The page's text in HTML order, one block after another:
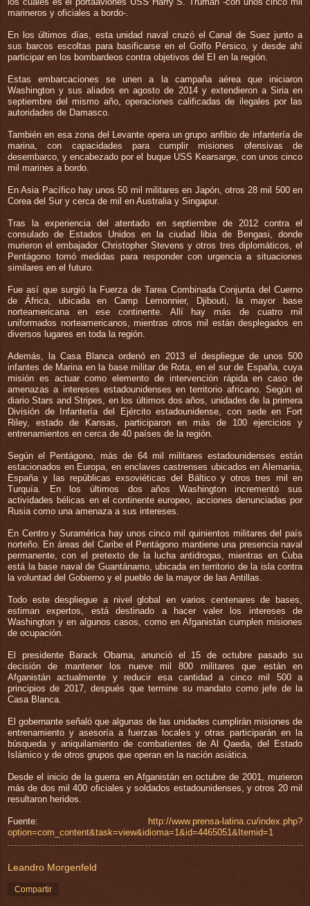
marineros y oficiales a bordo-.
En los últimos días, esta unidad naval cruzó el Canal de Suez junto a
sus barcos escoltas para basificarse en el Golfo Pérsico, y desde ahí
participar en los bombardeos contra objetivos del EI en la región.
Estas embarcaciones se unen a la campaña aérea que iniciaron
Washington y sus aliados en agosto de 2014 y extendieron a Siria en
septiembre del mismo año, operaciones calificadas de ilegales por las
autoridades de Damasco.
También en esa zona del Levante opera un grupo anfibio de infantería de
marina, con capacidades para cumplir misiones ofensivas de
desembarco, y encabezado por el buque USS Kearsarge, con unos cinco
mil marines a bordo.
En Asia Pacífico hay unos 50 mil militares en Japón, otros 28 mil 500 en
Corea del Sur y cerca de mil en Australia y Singapur.
Tras la experiencia del atentado en septiembre de 2012 contra el
consulado de Estados Unidos en la ciudad libia de Bengasi, donde
murieron el embajador Christopher Stevens y otros tres diplomáticos, el
Pentágono tomó medidas para responder con urgencia a situaciones
similares en el futuro.
Fue así que surgió la Fuerza de Tarea Combinada Conjunta del Cuerno
de África, ubicada en Camp Lemonnier, Djibouti, la mayor base
norteamericana en ese continente. Allí hay más de cuatro mil
uniformados norteamericanos, mientras otros mil están desplegados en
diversos lugares en toda la región.
Además, la Casa Blanca ordenó en 2013 el despliegue de unos 500
infantes de Marina en la base militar de Rota, en el sur de España, cuya
misión es actuar como elemento de intervención rápida en caso de
amenazas a intereses estadounidenses en territorio africano. Según el
diario Stars and Stripes, en los últimos dos años, unidades de la primera
División de Infantería del Ejército estadounidense, con sede en Fort
Riley, estado de Kansas, participaron en más de 100 ejercicios y
entrenamientos en cerca de 40 países de la región.
Según el Pentágono, más de 64 mil militares estadounidenses están
estacionados en Europa, en enclaves castrenses ubicados en Alemania,
España y las repúblicas exsoviéticas del Báltico y otros tres mil en
Turquía. En los últimos dos años Washington incrementó sus
actividades bélicas en el continente europeo, acciones denunciadas por
Rusia como una amenaza a sus intereses.
En Centro y Suramérica hay unos cinco mil quinientos militares del país
norteño. En áreas del Caribe el Pentágono mantiene una presencia naval
permanente, con el pretexto de la lucha antidrogas, mientras en Cuba
está la base naval de Guantánamo, ubicada en territorio de la isla contra
la voluntad del Gobierno y el pueblo de la mayor de las Antillas.
Todo este despliegue a nivel global en varios centenares de bases,
estiman expertos, está destinado a hacer valer los intereses de
Washington y en algunos casos, como en Afganistán cumplen misiones
de ocupación.
El presidente Barack Obama, anunció el 15 de octubre pasado su
decisión de mantener los nueve mil 800 militares que están en
Afganistán actualmente y reducir esa cantidad a cinco mil 500 a
principios de 2017, después que termine su mandato como jefe de la
Casa Blanca.
El gobernante señaló que algunas de las unidades cumplirán misiones de
entrenamiento y asesoría a fuerzas locales y otras participarán en la
búsqueda y aniquilamiento de combatientes de Al Qaeda, del Estado
Islámico y de otros grupos que operan en la nación asiática.
Desde el inicio de la guerra en Afganistán en octubre de 2001, murieron
más de dos mil 400 oficiales y soldados estadounidenses, y otros 20 mil
resultaron heridos.
Fuente:
http://www.prensa-latina.cu/index.php?
option=com_content&task=view&idioma=1&id=4465051&Itemid=1
Leandro Morgenfeld
Compartir